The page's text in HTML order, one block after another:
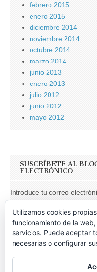
febrero 2015
enero 2015
diciembre 2014
noviembre 2014
octubre 2014
marzo 2014
junio 2013
enero 2013
julio 2012
junio 2012
mayo 2012
SUSCRÍBETE AL
ELECTRÓNICO
Introduce tu correo
Dirección
de
email
Utilizamos cookies
funcionamiento de la
servicios. Puede aceptar
necesarias o configurar